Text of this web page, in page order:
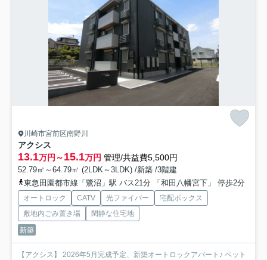
川崎市宮前区南野川
アクシス
13.1万円～15.1万円 管理/共益費5,500円
52.79㎡～64.79㎡ (2LDK～3LDK) /新築 /3階建
東急田園都市線「鷺沼」駅 バス21分 「和田八幡宮下」 停歩2分
オートロック CATV 光ファイバー
宅配ボックス
敷地内ごみ置き場
閑静な住宅地
新築
【アクシス】 2026年5月完成予定、新築オートロックアパート♪ ペット